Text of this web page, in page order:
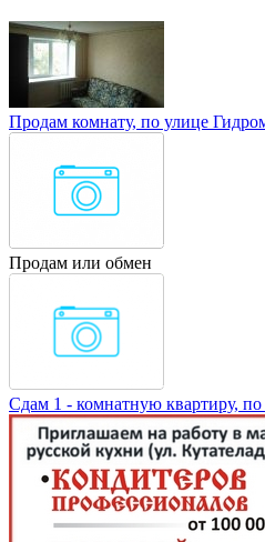
Продам комнату, по улице
Продам или обмен
Сдам 1 - комнатную квартиру,